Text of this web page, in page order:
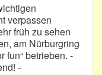
verpassen
früh zu sehen
am Nürburgring
fun“ betrieben. -
-